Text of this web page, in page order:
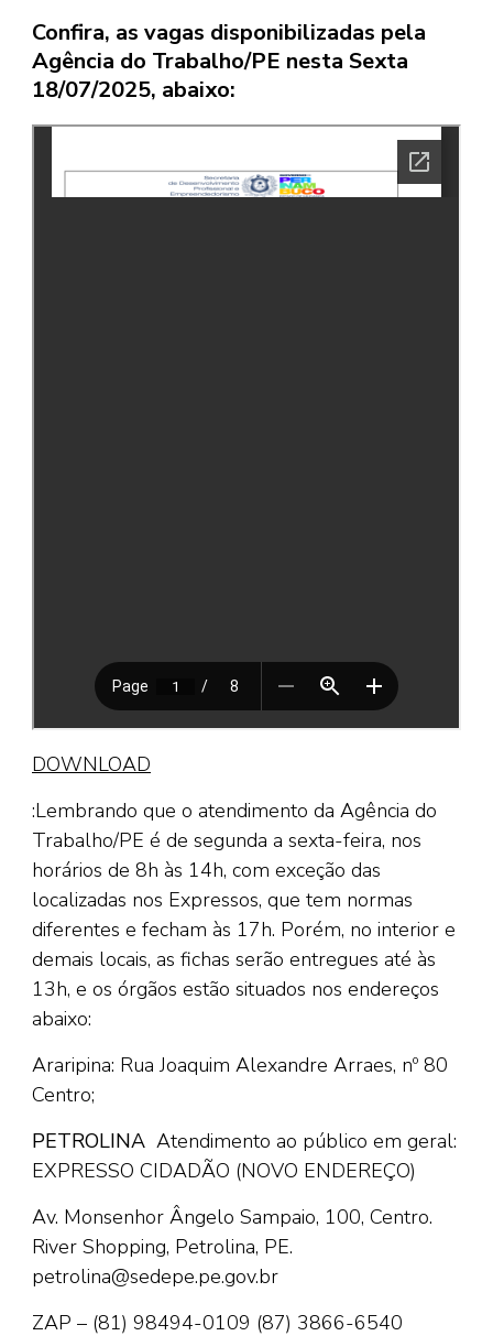
Confira, as vagas disponibilizadas pela
Agência do Trabalho/PE nesta Sexta
18/07/2025, abaixo:
DOWNLOAD
:Lembrando que o atendimento da Agência do
Trabalho/PE é de segunda a sexta-feira, nos
horários de 8h às 14h, com exceção das
localizadas nos Expressos, que tem normas
diferentes e fecham às 17h. Porém, no interior e
demais locais, as fichas serão entregues até às
13h, e os órgãos estão situados nos endereços
abaixo:
Araripina: Rua Joaquim Alexandre Arraes, nº 80
Centro;
PETROLINA Atendimento ao público em geral:
EXPRESSO CIDADÃO (NOVO ENDEREÇO)
Av. Monsenhor Ângelo Sampaio, 100, Centro.
River Shopping, Petrolina, PE.
petrolina@sedepe.pe.gov.br
ZAP – (81) 98494-0109 (87) 3866-6540